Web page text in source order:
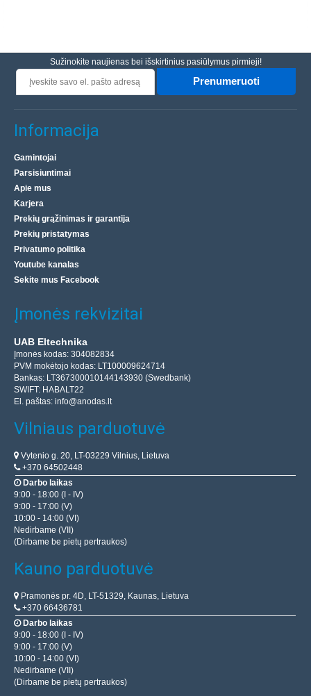
Sužinokite naujienas bei išskirtinius pasiūlymus pirmieji!
Prenumeruoti
Informacija
Gamintojai
Parsisiuntimai
Apie mus
Karjera
Prekių grąžinimas ir garantija
Prekių pristatymas
Privatumo politika
Youtube kanalas
Sekite mus Facebook
Įmonės rekvizitai
UAB Eltechnika
Įmonės kodas: 304082834
PVM mokėtojo kodas: LT100009624714
Bankas: LT367300010144143930 (Swedbank)
SWIFT: HABALT22
El. paštas: info@anodas.lt
Vilniaus parduotuvė
Vytenio g. 20, LT-03229 Vilnius, Lietuva
+370 64502448
Darbo laikas
9:00 - 18:00 (I - IV)
9:00 - 17:00 (V)
10:00 - 14:00 (VI)
Nedirbame (VII)
(Dirbame be pietų pertraukos)
Kauno parduotuvė
Pramonės pr. 4D, LT-51329, Kaunas, Lietuva
+370 66436781
Darbo laikas
9:00 - 18:00 (I - IV)
9:00 - 17:00 (V)
10:00 - 14:00 (VI)
Nedirbame (VII)
(Dirbame be pietų pertraukos)